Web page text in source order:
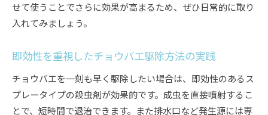
せて使うことでさらに効果が高まるため、ぜひ日常的に取り
入れてみましょう。
即効性を重視したチョウバエ駆除方法の実践
チョウバエを一刻も早く駆除したい場合は、即効性のあるス
プレータイプの殺虫剤が効果的です。成虫を直接噴射するこ
とで、短時間で退治できます。また排水口など発生源には専